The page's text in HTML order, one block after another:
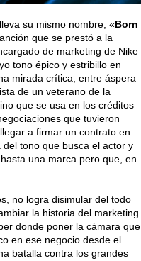
su mismo nombre, «Born
que se prestó a la
de marketing de Nike
tono épico y estribillo en
mirada crítica, entre áspera
de un veterano de la
que se usa en los créditos
que tuvieron
a firmar un contrato en
tono que busca el actor y
una marca pero que, en
no logra disimular del todo
la historia del marketing
donde poner la cámara que
en ese negocio desde el
batalla contra los grandes